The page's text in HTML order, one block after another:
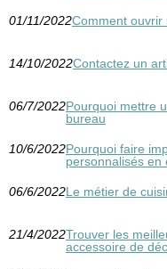
01/11/2022Comment ouvrir
14/10/2022Contactez un
06/7/2022Pourquoi mettre
bureau
10/6/2022Pourquoi faire
personnalisés en
06/6/2022Le métier de
21/4/2022Trouver les
accessoire de